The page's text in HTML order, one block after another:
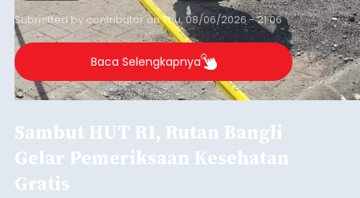
Submitted by contributoronThu, 08/06/2026 - 21:06
Baca Selengkapnya
Sambut HUT RI, Rutan Bangli
Gelar Pemeriksaan Kesehatan
Gratis